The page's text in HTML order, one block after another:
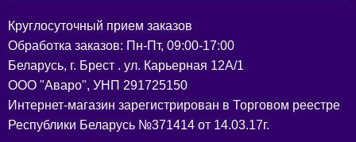
шорты и бриджи. Отдельно представлены домашняя и
спортивная одежда, а также аксессуары. Фильтры по
размеру, цвету, материалу и бренду помогают быстро
найти подходящие позиции по оптовым ценам в розницу.
Почему выбирают дискаунтер
Круглосуточный прием заказов
Обработка заказов: Пн-Пт, 09:00-17:00
Беларусь, г. Брест . ул. Карьерная 12А/1
ООО "Аваро", УНП 291725150
Интернет-магазин зарегистрирован в Торговом реестре
Республики Беларусь №371414 от 14.03.17г.